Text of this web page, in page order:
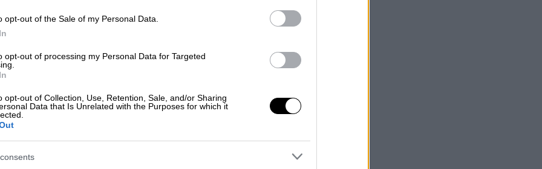
opt-out of the Sale of my Personal Data.
opt-out of processing my Personal Data for Targeted
opt-out of Collection, Use, Retention, Sale, and/or Sharing
Data that Is Unrelated with the Purposes for which it
οι κύριες και οι επικουρικές
από τους τέως φορείς:
ΜΜΕ και ΔΕΗ.
καταβληθούν οι κύριες και οι
που προέρχονται από τους τέως
(ΤΣΕΑΠΓΣΟ,ΤΣΠ-ΗΣΑΠ), ΟΤΕ και
σε 1, 3, 5, 7, 9.
οι κύριες και οι
που προέρχονται από τους τέως
(ΤΣΕΑΠΓΣΟ,ΤΣΠ-ΗΣΑΠ), ΟΤΕ και
σε 0, 2, 4, 6, 8.